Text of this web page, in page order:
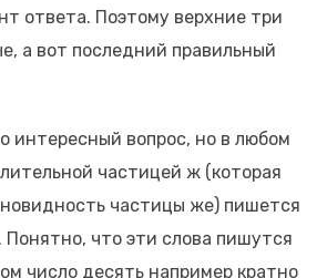
ответа. Поэтому верхние три
а вот последний правильный
интересный вопрос, но в любом
частицей ж (которая
частицы же) пишется
Понятно, что эти слова пишутся
число десять например кратно